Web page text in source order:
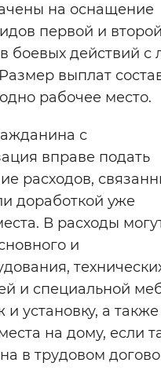
Выключены
ассистент
настройки
на оснащение
первой и
боевых действий с
выплат
рабочее место.
с
вправе подать
расходов,
доработкой уже
В расходы
и
и специальной
установку, а также
на дому, если
в трудовом